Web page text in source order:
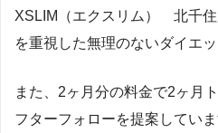
XSLIM（エクスリム） 北千住
を重視した無理のないダイエ
また、2ヶ月分の料金で2ヶ月
フターフォローを提案していま